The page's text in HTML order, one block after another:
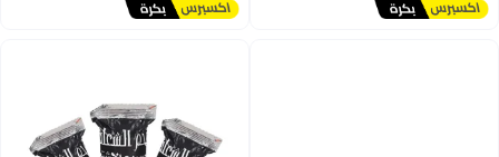
and Elite Oudh Long Lasting
Khaleeji Heritage Scent 60g
أقل سعر في 30 يوم
توصيل مجاني